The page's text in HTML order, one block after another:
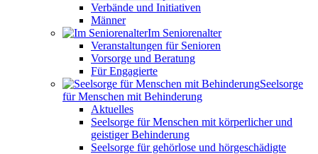
Verbände und Initiativen
Männer
Im Seniorenalter
Veranstaltungen für Senioren
Vorsorge und Beratung
Für Engagierte
Seelsorge
für Menschen mit Behinderung
Aktuelles
Seelsorge für Menschen mit körperlicher und
geistiger Behinderung
Seelsorge für gehörlose und hörgeschädigte